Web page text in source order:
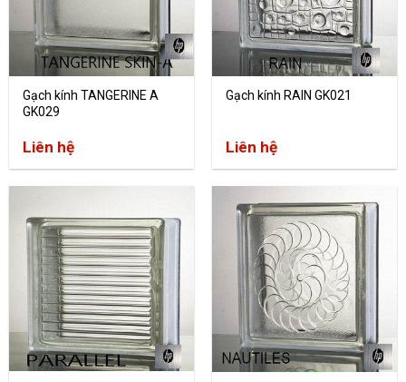
Gạch kính TANGERINE A
GK029
Liên hệ
Gạch kính RAIN GK021
Liên hệ